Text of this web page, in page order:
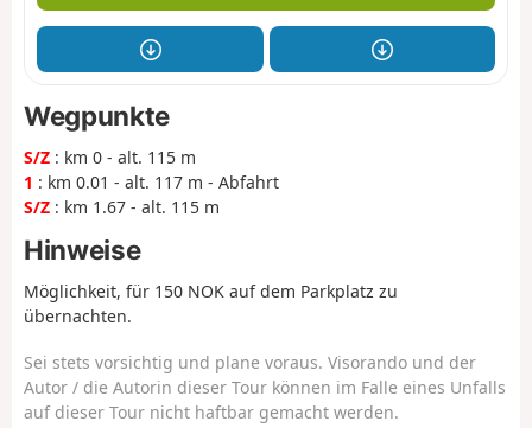
Wegpunkte
S/Z : km 0 - alt. 115 m
1 : km 0.01 - alt. 117 m - Abfahrt
S/Z : km 1.67 - alt. 115 m
Hinweise
Möglichkeit, für 150 NOK auf dem Parkplatz zu
übernachten.
Sei stets vorsichtig und plane voraus. Visorando und der
Autor / die Autorin dieser Tour können im Falle eines Unfalls
auf dieser Tour nicht haftbar gemacht werden.